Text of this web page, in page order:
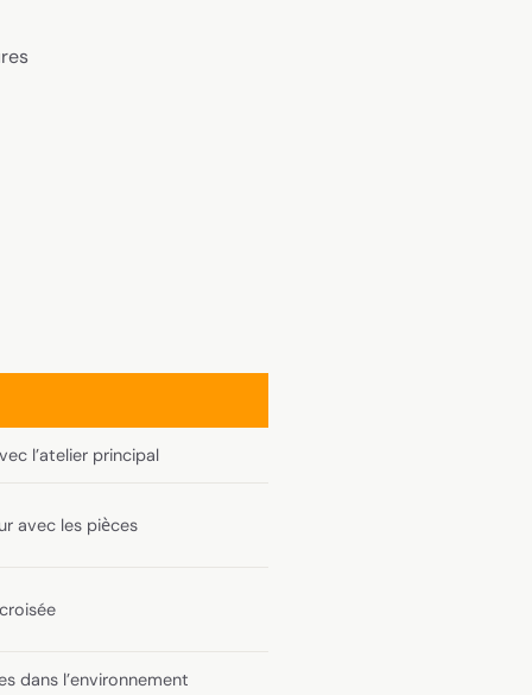
l’atelier principal
avec les pièces
dans l’environnement